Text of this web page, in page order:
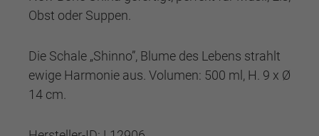
Obst oder Suppen.
Die Schale „Shinno”, Blume des Lebens strahlt
ewige Harmonie aus. Volumen: 500 ml, H. 9 x Ø
14 cm.